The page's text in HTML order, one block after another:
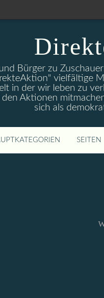
Bürger zu
vielfältige
in der wir leben zu
Aktionen
sich als
SEITEN